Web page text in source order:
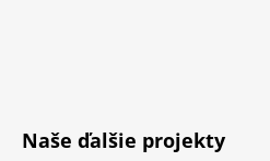
Naše ďalšie projekty